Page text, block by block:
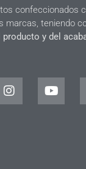
confeccionados
marcas, teniendo
producto y del